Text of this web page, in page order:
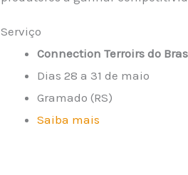
Serviço
Connection Terroirs do
Dias 28 a 31 de maio
Gramado (RS)
Saiba mais